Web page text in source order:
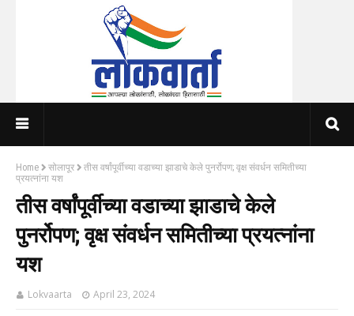
Home सोलापूर
तीस वर्षांपूर्वीच्या वडाच्या झाडाचे केले पुनर्रोपण; वृक्ष संवर्धन समितीच्या
प्रयत्नांना यश
तीस वर्षांपूर्वीच्या वडाच्या झाडाचे केले
पुनर्रोपण; वृक्ष संवर्धन समितीच्या प्रयत्नांना
यश
Lokvaarta April 23, 2024